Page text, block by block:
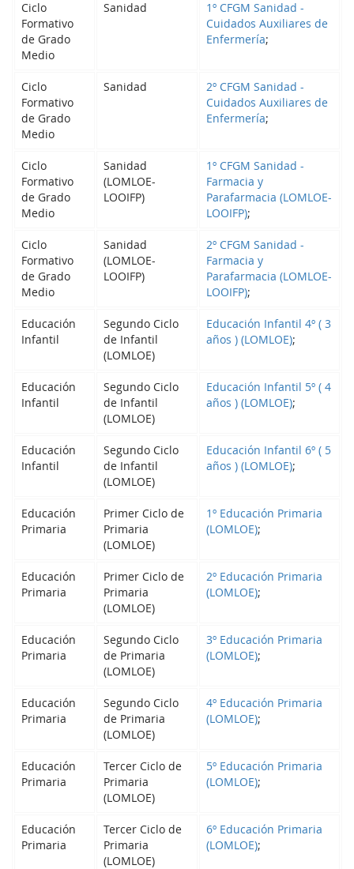
Ciclo
Formativo
de Grado
Medio
Sanidad
1º CFGM Sanidad -
Cuidados Auxiliares de
Enfermería;
Ciclo
Formativo
de Grado
Medio
Sanidad
2º CFGM Sanidad -
Cuidados Auxiliares de
Enfermería;
Ciclo
Formativo
de Grado
Medio
Sanidad
(LOMLOE-
LOOIFP)
1º CFGM Sanidad -
Farmacia y
Parafarmacia (LOMLOE-
LOOIFP);
Ciclo
Formativo
de Grado
Medio
Sanidad
(LOMLOE-
LOOIFP)
2º CFGM Sanidad -
Farmacia y
Parafarmacia (LOMLOE-
LOOIFP);
Educación
Infantil
Segundo Ciclo
de Infantil
(LOMLOE)
Educación Infantil 4º ( 3
años ) (LOMLOE);
Educación
Infantil
Segundo Ciclo
de Infantil
(LOMLOE)
Educación Infantil 5º ( 4
años ) (LOMLOE);
Educación
Infantil
Segundo Ciclo
de Infantil
(LOMLOE)
Educación Infantil 6º ( 5
años ) (LOMLOE);
Educación
Primaria
Primer Ciclo de
Primaria
(LOMLOE)
1º Educación Primaria
(LOMLOE);
Educación
Primaria
Primer Ciclo de
Primaria
(LOMLOE)
2º Educación Primaria
(LOMLOE);
Educación
Primaria
Segundo Ciclo
de Primaria
(LOMLOE)
3º Educación Primaria
(LOMLOE);
Educación
Primaria
Segundo Ciclo
de Primaria
(LOMLOE)
4º Educación Primaria
(LOMLOE);
Educación
Primaria
Tercer Ciclo de
Primaria
(LOMLOE)
5º Educación Primaria
(LOMLOE);
Educación
Primaria
Tercer Ciclo de
Primaria
(LOMLOE)
6º Educación Primaria
(LOMLOE);